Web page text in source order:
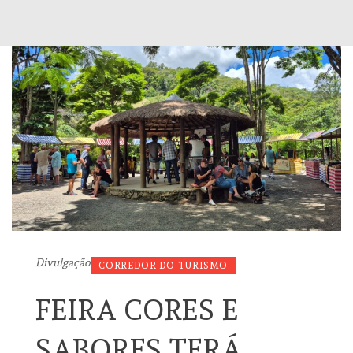
Divulgação CORREDOR DO TURISMO
FEIRA CORES E